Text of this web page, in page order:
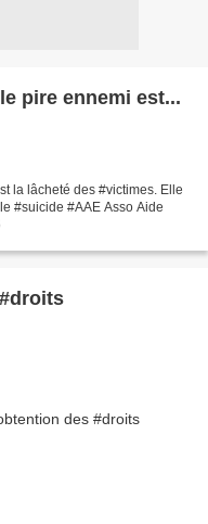
pire ennemi est...
la lâcheté des #victimes. Elle
#suicide #AAE Asso Aide